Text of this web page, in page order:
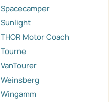
Spacecamper
Sunlight
THOR Motor Coach
Tourne
VanTourer
Weinsberg
Wingamm